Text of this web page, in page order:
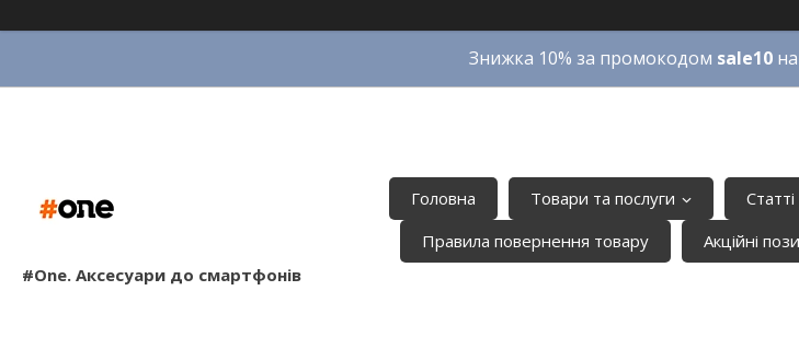
Знижка 10% за промокодом sale10на
#One. Аксесуари до смартфонів
Головна Товари та послуги Статті
Правила повернення товару
Акційні